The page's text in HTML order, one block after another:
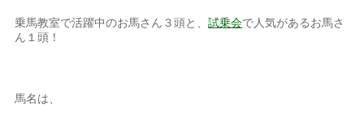
乗馬教室で活躍中のお馬さん３頭と、試乗会で人気があるお馬さ
ん１頭！
馬名は、